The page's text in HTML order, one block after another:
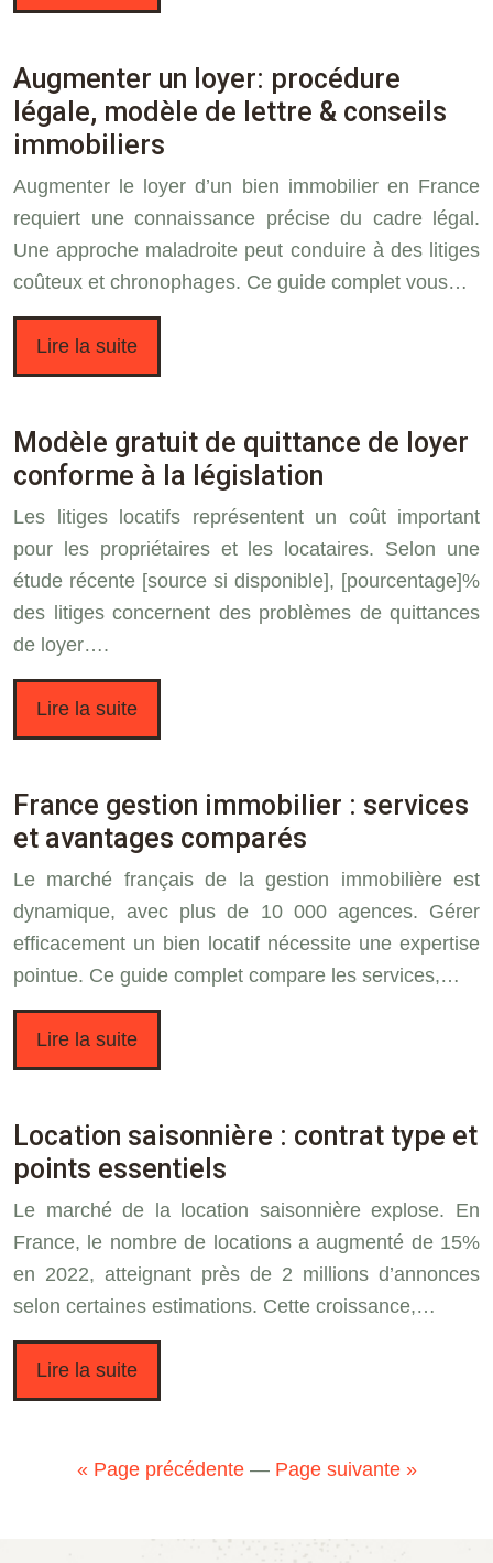
Augmenter un loyer: procédure
légale, modèle de lettre & conseils
immobiliers
Augmenter le loyer d’un bien immobilier en France
requiert une connaissance précise du cadre légal.
Une approche maladroite peut conduire à des litiges
coûteux et chronophages. Ce guide complet vous…
Lire la suite
Modèle gratuit de quittance de loyer
conforme à la législation
Les litiges locatifs représentent un coût important
pour les propriétaires et les locataires. Selon une
étude récente [source si disponible], [pourcentage]%
des litiges concernent des problèmes de quittances
de loyer….
Lire la suite
France gestion immobilier : services
et avantages comparés
Le marché français de la gestion immobilière est
dynamique, avec plus de 10 000 agences. Gérer
efficacement un bien locatif nécessite une expertise
pointue. Ce guide complet compare les services,…
Lire la suite
Location saisonnière : contrat type et
points essentiels
Le marché de la location saisonnière explose. En
France, le nombre de locations a augmenté de 15%
en 2022, atteignant près de 2 millions d’annonces
selon certaines estimations. Cette croissance,…
Lire la suite
« Page précédente— Page suivante »